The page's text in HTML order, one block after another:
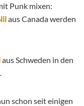
Punk mixen:
aus Canada werden
aus Schweden in den
schon seit einigen